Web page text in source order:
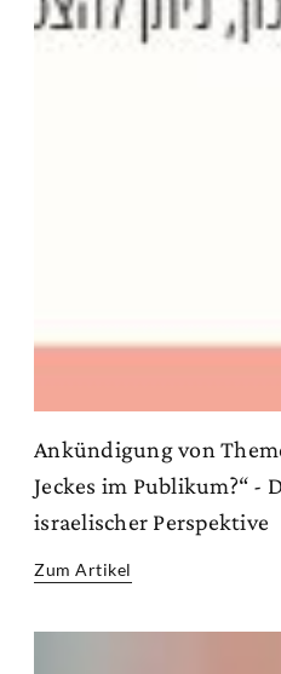
Ankündigung von
Jeckes im Publikum?“ -
israelischer Perspektive
Zum Artikel